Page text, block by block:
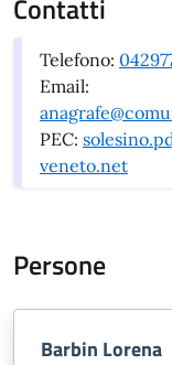
Contatti
Telefono:
Email:
PEC:
veneto.net
Persone
Barbin Lorena